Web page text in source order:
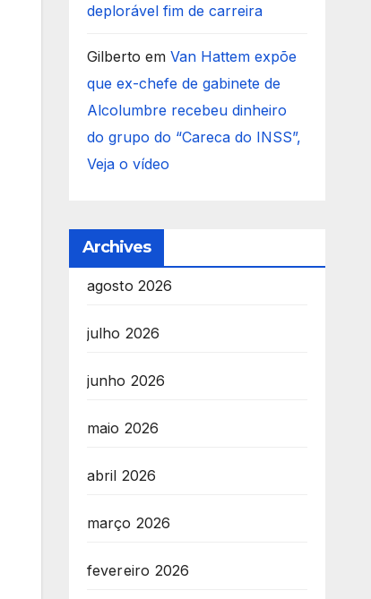
deplorável fim de carreira
Gilberto em Van Hattem expõe
que ex-chefe de gabinete de
Alcolumbre recebeu dinheiro
do grupo do “Careca do INSS”,
Veja o vídeo
Archives
agosto 2026
julho 2026
junho 2026
maio 2026
abril 2026
março 2026
fevereiro 2026